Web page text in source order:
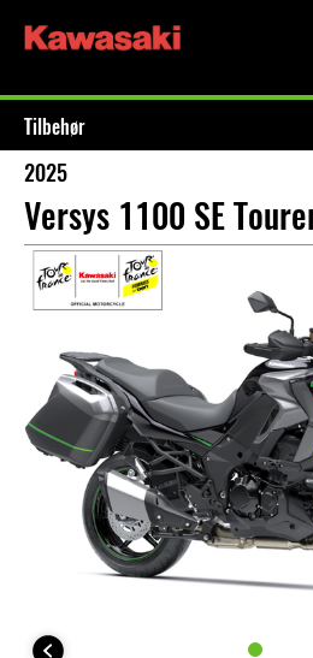
Tilbehør
2025
Versys 1100 SE